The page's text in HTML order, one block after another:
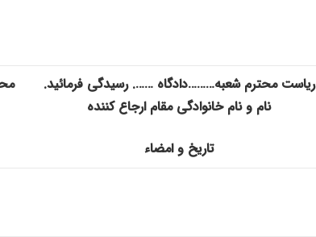
ریاست محترم شعبه………دادگاه ……. رسیدگی فرمائید.
نام و نام خانوادگی مقام ارجاع کننده
تاریخ و امضاء